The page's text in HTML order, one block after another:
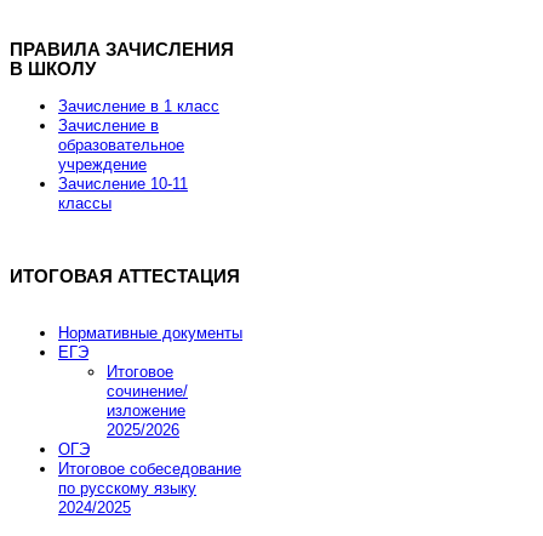
Хостинг для Joomla от REG.RU
Скидка 15% на заказ хостинга и VPS
Заказать хостинг
ПРАВИЛА ЗАЧИСЛЕНИЯ
В ШКОЛУ
Зачисление в 1 класс
Зачисление в
образовательное
учреждение
Зачисление 10-11
классы
ИТОГОВАЯ АТТЕСТАЦИЯ
Нормативные документы
ЕГЭ
Итоговое
сочинение/
изложение
2025/2026
ОГЭ
Итоговое собеседование
по русскому языку
2024/2025